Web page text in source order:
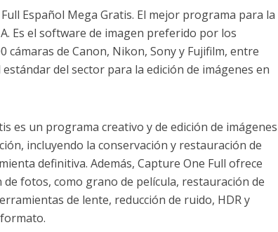
Español Mega Gratis. El mejor programa para la
Es el software de imagen preferido por los
cámaras de Canon, Nikon, Sony y Fujifilm, entre
del sector para la edición de imágenes en
es un programa creativo y de edición de imágenes
incluyendo la conservación y restauración de
definitiva. Además, Capture One Full ofrece
de fotos, como grano de película, restauración de
de lente, reducción de ruido, HDR y